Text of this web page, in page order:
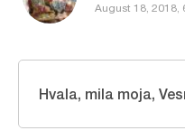
August 18, 2018,
Hvala, mila moja,